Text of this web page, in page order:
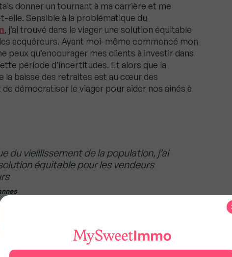
donner un tournant à ma carrière et me
elle. Sensible à la problématique du
, j’ai trouvé dans le viager une solution équitable
acquéreurs. Ayant moi-même commencé mon
peux qu’encourager mes clients à investir dans
période d’incertitudes. Et alors que la
la baisse des retraites est au cœur des
démocratiser le viager pour aider nos ainés à
du vieillissement de la population, j’ai
équitable pour les vendeurs
nous à rester gratuit pour tous.